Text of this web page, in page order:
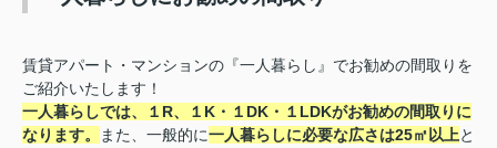
賃貸アパート・マンションの『一人暮らし』でお勧めの間取りを
ご紹介いたします！
一人暮らしでは、１R、１K・１DK・１LDKがお勧めの間取りに
なります。
また、一般的に一人暮らしに必要な広さは25㎡以上と